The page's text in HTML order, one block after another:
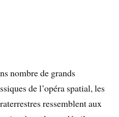
nombre de grands
de l’opéra spatial, les
ressemblent aux